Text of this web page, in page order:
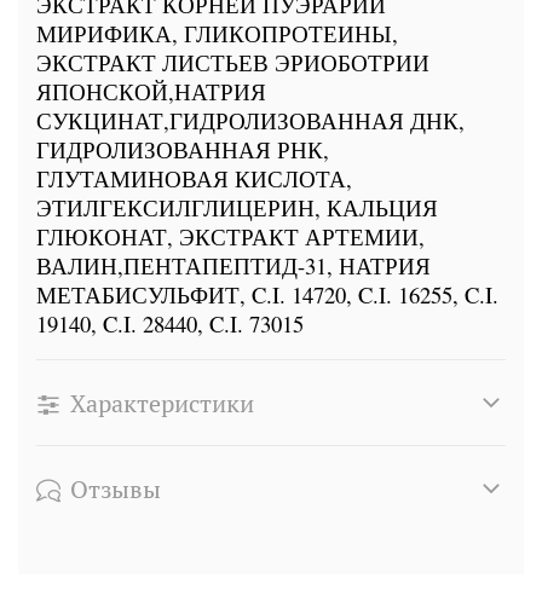
МИРИФИКА, ГЛИКОПРОТЕИНЫ,
ЭКСТРАКТ ЛИСТЬЕВ ЭРИОБОТРИИ
ЯПОНСКОЙ,НАТРИЯ
СУКЦИНАТ,ГИДРОЛИЗОВАННАЯ ДНК,
ГИДРОЛИЗОВАННАЯ РНК,
ГЛУТАМИНОВАЯ КИСЛОТА,
ЭТИЛГЕКСИЛГЛИЦЕРИН, КАЛЬЦИЯ
ГЛЮКОНАТ, ЭКСТРАКТ АРТЕМИИ,
ВАЛИН,ПЕНТАПЕПТИД-31, НАТРИЯ
МЕТАБИСУЛЬФИТ, C.I. 14720, C.I. 16255, C.I.
19140, C.I. 28440, C.I. 73015
Характеристики
Отзывы